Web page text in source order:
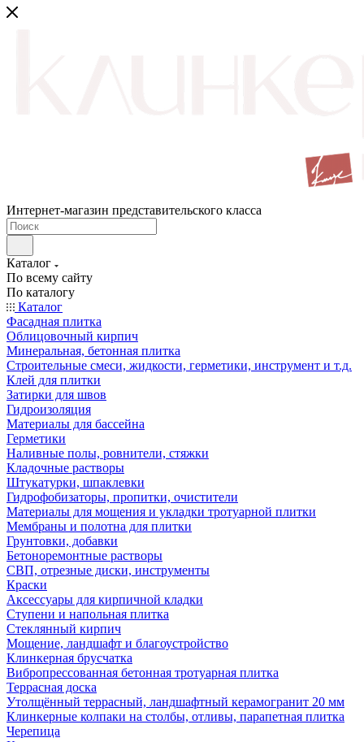
Интернет-магазин представительского класса
Каталог
По всему сайту
По каталогу
Каталог
Фасадная плитка
Облицовочный кирпич
Минеральная, бетонная плитка
Строительные смеси, жидкости, герметики, инструмент и т.д.
Клей для плитки
Затирки для швов
Гидроизоляция
Материалы для бассейна
Герметики
Наливные полы, ровнители, стяжки
Кладочные растворы
Штукатурки, шпаклевки
Гидрофобизаторы, пропитки, очистители
Материалы для мощения и укладки тротуарной плитки
Мембраны и полотна для плитки
Грунтовки, добавки
Бетоноремонтные растворы
СВП, отрезные диски, инструменты
Краски
Аксессуары для кирпичной кладки
Ступени и напольная плитка
Cтеклянный кирпич
Мощение, ландшафт и благоустройство
Клинкерная брусчатка
Вибропрессованная бетонная тротуарная плитка
Террасная доска
Утолщённый террасный, ландшафтный керамогранит 20 мм
Клинкерные колпаки на столбы, отливы, парапетная плитка
Черепица